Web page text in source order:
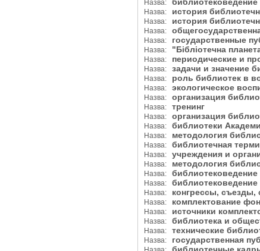
Назва:
Назва: история
Назва: история
Назва:
Назва: государственные
Назва: "Бібліотечна
Назва: периодические и
Назва: задачи и значение
Назва: роль библиотек в
Назва: экологическое
Назва: организация
Назва: тренинг
Назва: организация
Назва: библиотеки
Назва: методология
Назва: библиотечная
Назва: учреждения и
Назва: методология
Назва: библиотековедение
Назва:
Назва: конгрессы,
Назва: комплектование
Назва: источники
Назва: библиотека и
Назва: технические
Назва: государственная